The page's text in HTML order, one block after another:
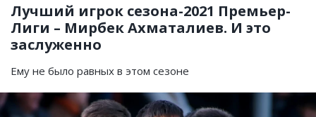
Лучший игрок сезона-2021 Премьер-
Лиги – Мирбек Ахматалиев. И это
заслуженно
Ему не было равных в этом сезоне